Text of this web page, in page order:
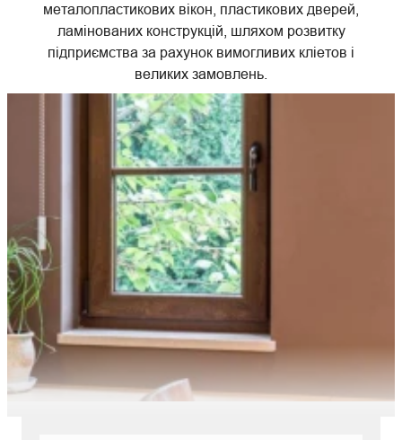
металопластикових вікон, пластикових дверей,
ламінованих конструкцій, шляхом розвитку
підприємства за рахунок вимогливих кліетов і
великих замовлень.